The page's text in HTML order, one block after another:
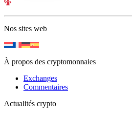
Nos sites web
À propos des cryptomonnaies
Exchanges
Commentaires
Actualités crypto